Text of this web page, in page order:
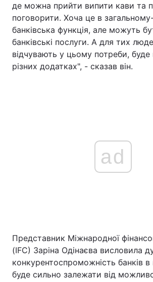
де можна прийти випити кави та
поговорити. Хоча це в
банківська функція, але можуть
банківські послуги. А для тих
відчувають у цьому потреби,
різних додатках", - сказав він.
ad
Представник Міжнародної
(IFC) Заріна Одінаєва висловила
конкурентоспроможність банків
буде сильно залежати від